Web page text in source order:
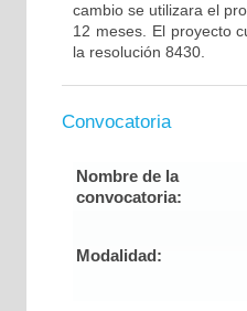
cambio se utilizara el
12 meses. El proyecto
la resolución 8430.
Convocatoria
Nombre de la
convocatoria:
Modalidad: